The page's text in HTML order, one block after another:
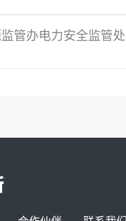
管办电力安全监管处